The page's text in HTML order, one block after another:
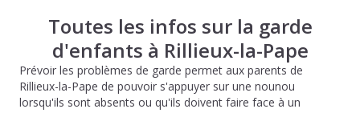
Toutes les infos sur la garde
d'enfants à Rillieux-la-Pape
Prévoir les problèmes de garde permet aux parents de
Rillieux-la-Pape de pouvoir s'appuyer sur une nounou
lorsqu'ils sont absents ou qu'ils doivent faire face à un